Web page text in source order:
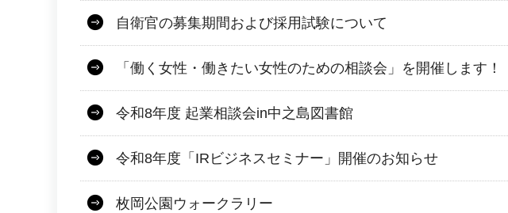
自衛官の募集期間および採用試験について
「働く女性・働きたい女性のための相談会」を開催します！
令和8年度 起業相談会in中之島図書館
令和8年度「IRビジネスセミナー」開催のお知らせ
枚岡公園ウォークラリー